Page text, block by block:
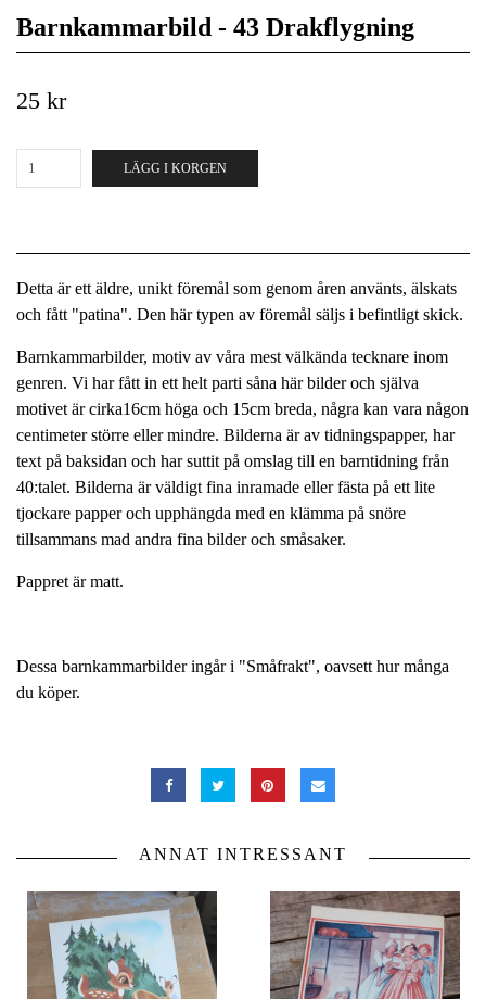
Barnkammarbild - 43 Drakflygning
25 kr
LÄGG I KORGEN
Detta är ett äldre, unikt föremål som genom åren använts, älskats
och fått "patina". Den här typen av föremål säljs i befintligt skick.
Barnkammarbilder, motiv av våra mest välkända tecknare inom
genren. Vi har fått in ett helt parti såna här bilder och själva
motivet är cirka16cm höga och 15cm breda, några kan vara någon
centimeter större eller mindre. Bilderna är av tidningspapper, har
text på baksidan och har suttit på omslag till en barntidning från
40:talet. Bilderna är väldigt fina inramade eller fästa på ett lite
tjockare papper och upphängda med en klämma på snöre
tillsammans mad andra fina bilder och småsaker.
Pappret är matt.
Dessa barnkammarbilder ingår i "Småfrakt", oavsett hur många
du köper.
ANNAT INTRESSANT